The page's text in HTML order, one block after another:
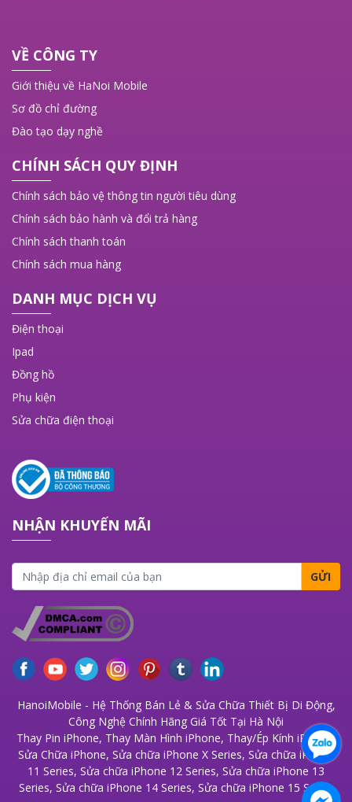
VỀ CÔNG TY
Giới thiệu về HaNoi Mobile
Sơ đồ chỉ đường
Đào tạo dạy nghề
CHÍNH SÁCH QUY ĐỊNH
Chính sách bảo vệ thông tin người tiêu dùng
Chính sách bảo hành và đổi trả hàng
Chính sách thanh toán
Chính sách mua hàng
DANH MỤC DỊCH VỤ
Điện thoại
Ipad
Đồng hồ
Phụ kiện
Sửa chữa điện thoại
NHẬN KHUYẾN MÃI
GỬI
HanoiMobile - Hệ Thống Bán Lẻ & Sửa Chữa Thiết Bị Di Động,
Công Nghệ Chính Hãng Giá Tốt Tại Hà Nội
Thay Pin iPhone, Thay Màn Hình iPhone, Thay/Ép Kính iPhone,
Sửa Chữa iPhone, Sửa chữa iPhone X Series, Sửa chữa iPhone
11 Series, Sửa chữa iPhone 12 Series, Sửa chữa iPhone 13
Series, Sửa chữa iPhone 14 Series, Sửa chữa iPhone 15 Series